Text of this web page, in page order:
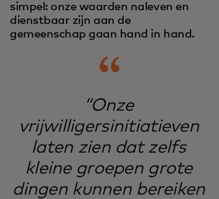
simpel: onze waarden naleven en
dienstbaar zijn aan de
gemeenschap gaan hand in hand.
“Onze
vrijwilligersinitiatieven
laten zien dat zelfs
kleine groepen grote
dingen kunnen bereiken